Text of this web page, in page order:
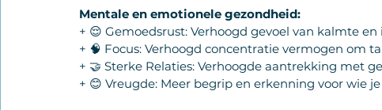
Mentale en emotionele gezondheid:
+ 😌 Gemoedsrust: Verhoogd gevoel van kalmte
+ 🧠 Focus: Verhoogd concentratie vermogen om
+ 🤝 Sterke Relaties: Verhoogde aantrekking met
+ 😊 Vreugde: Meer begrip en erkenning voor wie